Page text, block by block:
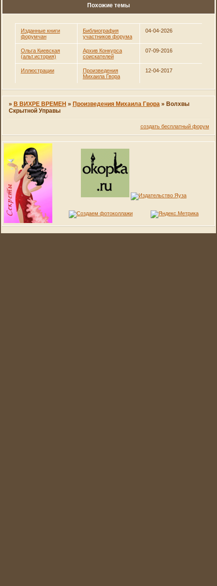
Похожие темы
Изданные книги
форумчан
Библиография
участников форума
04-04-2026
Ольга Киевская
(альт.история)
Архив Конкурса
соискателей
07-09-2016
Иллюстрации
Произведения
Михаила Гвора
12-04-2017
» В ВИХРЕ ВРЕМЕН » Произведения Михаила Гвора » Волхвы
Скрытной Управы
создать бесплатный форум